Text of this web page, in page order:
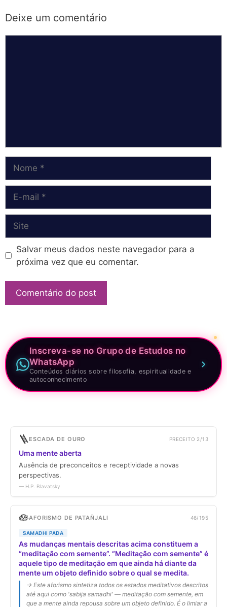
Deixe um comentário
mail
Salvar meus dados neste navegador para a
próxima vez que eu comentar.
Inscreva-se no Grupo de Estudos no
WhatsApp
Conteúdos diários sobre filosofia, espiritualidade e
autoconhecimento